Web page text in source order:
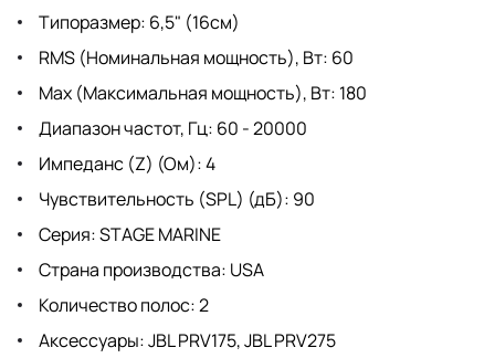
Типоразмер: 6,5" (16см)
RMS (Номинальная мощность), Вт: 60
Max (Максимальная мощность), Вт: 180
Диапазон частот, Гц: 60 - 20000
Импеданс (Z) (Ом): 4
Чувствительность (SPL) (дБ): 90
Серия: STAGE MARINE
Страна производства: USA
Количество полос: 2
Аксессуары: JBL PRV175, JBL PRV275